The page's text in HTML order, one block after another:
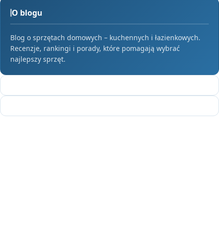
O blogu
Blog o sprzętach domowych – kuchennych i łazienkowych.
Recenzje, rankingi i porady, które pomagają wybrać
najlepszy sprzęt.